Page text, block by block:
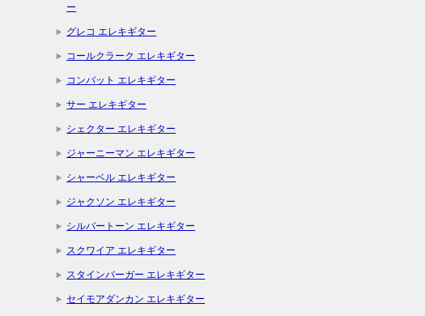
ー
グレコ エレキギター
コールクラーク エレキギター
コンバット エレキギター
サー エレキギター
シェクター エレキギター
ジャーニーマン エレキギター
シャーベル エレキギター
ジャクソン エレキギター
シルバートーン エレキギター
スクワイア エレキギター
スタインバーガー エレキギター
セイモアダンカン エレキギター